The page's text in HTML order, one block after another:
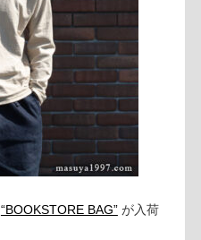
“BOOKSTORE BAG”が入荷